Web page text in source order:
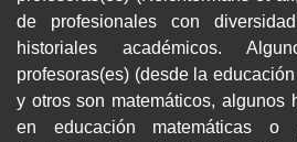
de profesionales con
historiales académicos.
profesoras(es) (desde la
y otros son matemáticos, algunos
en educación matemáticas o